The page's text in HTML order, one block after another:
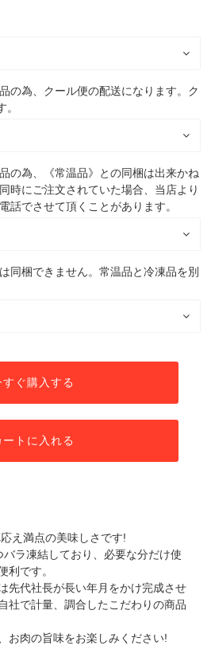
の為、クール便の配送になります。ク
の為、《常温品》との同梱は出来かね
時にご注文されていた場合、当店より
話でさせて頂くことがあります。
同梱できません。常温品と冷凍品を別
すぐ購入する
ートに入れる
え満点の美味しさです!
ラ凍結しており、必要な分だけ使
利です。
先代社長が長い年月をかけ完成させ
社で計量、調合したこだわりの商品
お肉の旨味をお楽しみください!